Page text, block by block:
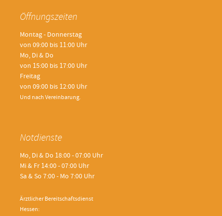
Öffnungszeiten
Montag - Donnerstag
von 09:00 bis 11:00 Uhr
Mo, Di & Do
von 15:00 bis 17:00 Uhr
Freitag
von 09:00 bis 12:00 Uhr
Und nach Vereinbarung.
Notdienste
Mo, Di & Do 18:00 - 07:00 Uhr
Mi & Fr 14:00 - 07:00 Uhr
Sa & So 7:00 - Mo 7:00 Uhr
Ärztlicher Bereitschaftsdienst
Hessen: